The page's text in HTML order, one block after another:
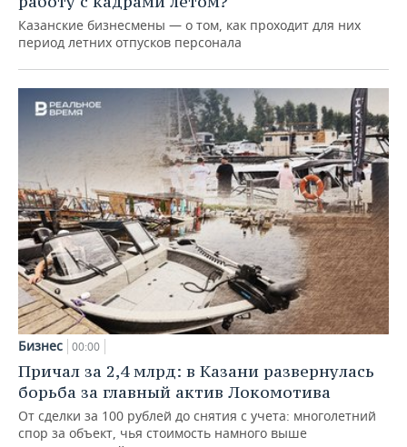
Казанские бизнесмены — о том, как проходит для них
период летних отпусков персонала
Бизнес 00:00
Причал за 2,4 млрд: в Казани развернулась
борьба за главный актив Локомотива
От сделки за 100 рублей до снятия с учета: многолетний
спор за объект, чья стоимость намного выше